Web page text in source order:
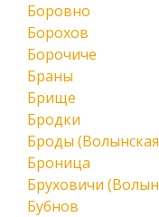
Боровно
Борохов
Борочиче
Браны
Брище
Бродки
Броды
Броница
Бруховичи
Бубнов